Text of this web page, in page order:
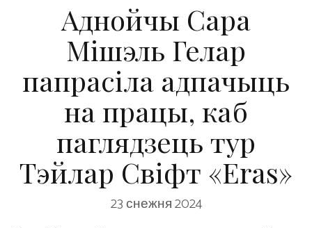
Аднойчы Сара
Мішэль Гелар
папрасіла адпачыць
на працы, каб
паглядзець тур
Тэйлар Свіфт «Eras»
23 снежня 2024